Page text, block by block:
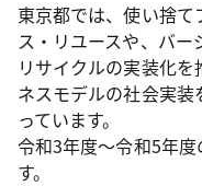
東京都では、使い捨
ス・リユースや、バ
リサイクルの実装化
ネスモデルの社会実
っています。
令和3年度～令和5年
す。